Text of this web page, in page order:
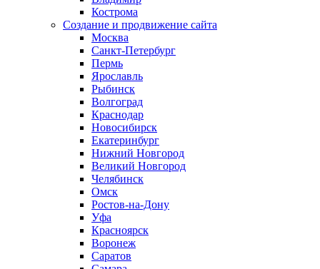
Кострома
Создание и продвижение сайта
Москва
Санкт-Петербург
Пермь
Ярославль
Рыбинск
Волгоград
Краснодар
Новосибирск
Екатеринбург
Нижний Новгород
Великий Новгород
Челябинск
Омск
Ростов-на-Дону
Уфа
Красноярск
Воронеж
Саратов